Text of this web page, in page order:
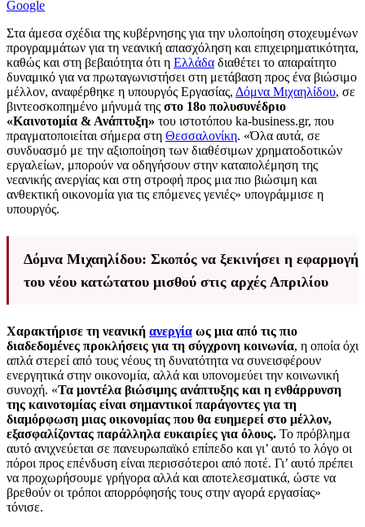
Google
Στα άμεσα σχέδια της κυβέρνησης για την υλοποίηση στοχευμένων
προγραμμάτων για τη νεανική απασχόληση και επιχειρηματικότητα,
καθώς και στη βεβαιότητα ότι η Ελλάδα διαθέτει το απαραίτητο
δυναμικό για να πρωταγωνιστήσει στη μετάβαση προς ένα βιώσιμο
μέλλον, αναφέρθηκε η υπουργός Εργασίας, Δόμνα Μιχαηλίδου, σε
βιντεοσκοπημένο μήνυμά της στο 18ο πολυσυνέδριο
«Καινοτομία & Ανάπτυξη» του ιστοτόπου ka-business.gr, που
πραγματοποιείται σήμερα στη Θεσσαλονίκη. «Όλα αυτά, σε
συνδυασμό με την αξιοποίηση των διαθέσιμων χρηματοδοτικών
εργαλείων, μπορούν να οδηγήσουν στην καταπολέμηση της
νεανικής ανεργίας και στη στροφή προς μια πιο βιώσιμη και
ανθεκτική οικονομία για τις επόμενες γενιές» υπογράμμισε η
υπουργός.
Δόμνα Μιχαηλίδου: Σκοπός να ξεκινήσει η εφαρμογή
του νέου κατώτατου μισθού στις αρχές Απριλίου
Χαρακτήρισε τη νεανική ανεργία ως μια από τις πιο
διαδεδομένες προκλήσεις για τη σύγχρονη κοινωνία, η οποία όχι
απλά στερεί από τους νέους τη δυνατότητα να συνεισφέρουν
ενεργητικά στην οικονομία, αλλά και υπονομεύει την κοινωνική
συνοχή. «Τα μοντέλα βιώσιμης ανάπτυξης και η ενθάρρυνση
της καινοτομίας είναι σημαντικοί παράγοντες για τη
διαμόρφωση μιας οικονομίας που θα ευημερεί στο μέλλον,
εξασφαλίζοντας παράλληλα ευκαιρίες για όλους. Το πρόβλημα
αυτό ανιχνεύεται σε πανευρωπαϊκό επίπεδο και γι’ αυτό το λόγο οι
πόροι προς επένδυση είναι περισσότεροι από ποτέ. Γι’ αυτό πρέπει
να προχωρήσουμε γρήγορα αλλά και αποτελεσματικά, ώστε να
βρεθούν οι τρόποι απορρόφησής τους στην αγορά εργασίας»
τόνισε.